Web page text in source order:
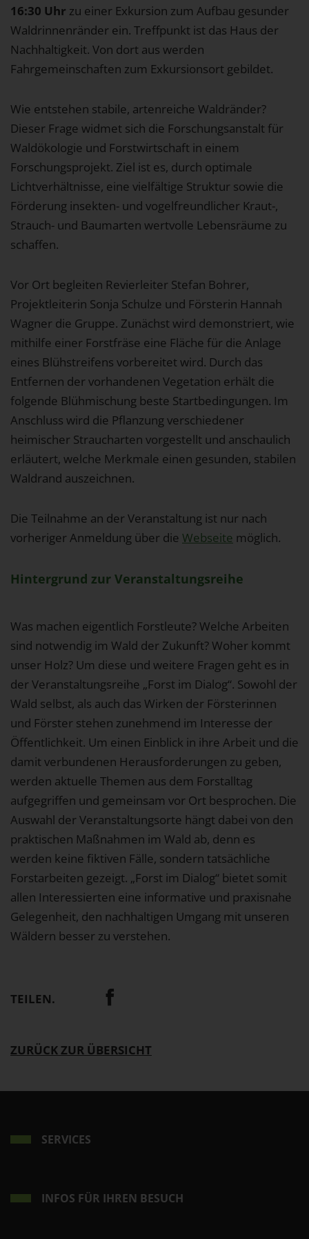
16:30 Uhr zu einer Exkursion zum Aufbau gesunder
Waldrinnenränder ein. Treffpunkt ist das Haus der
Nachhaltigkeit. Von dort aus werden
Fahrgemeinschaften zum Exkursionsort gebildet.
Wie entstehen stabile, artenreiche Waldränder?
Dieser Frage widmet sich die Forschungsanstalt für
Waldökologie und Forstwirtschaft in einem
Forschungsprojekt. Ziel ist es, durch optimale
Lichtverhältnisse, eine vielfältige Struktur sowie die
Förderung insekten- und vogelfreundlicher Kraut-,
Strauch- und Baumarten wertvolle Lebensräume zu
schaffen.
Vor Ort begleiten Revierleiter Stefan Bohrer,
Projektleiterin Sonja Schulze und Försterin Hannah
Wagner die Gruppe. Zunächst wird demonstriert, wie
mithilfe einer Forstfräse eine Fläche für die Anlage
eines Blühstreifens vorbereitet wird. Durch das
Entfernen der vorhandenen Vegetation erhält die
folgende Blühmischung beste Startbedingungen. Im
Anschluss wird die Pflanzung verschiedener
heimischer Straucharten vorgestellt und anschaulich
erläutert, welche Merkmale einen gesunden, stabilen
Waldrand auszeichnen.
Die Teilnahme an der Veranstaltung ist nur nach
vorheriger Anmeldung über die Webseite möglich.
Hintergrund zur Veranstaltungsreihe
Was machen eigentlich Forstleute? Welche Arbeiten
sind notwendig im Wald der Zukunft? Woher kommt
unser Holz? Um diese und weitere Fragen geht es in
der Veranstaltungsreihe „Forst im Dialog“. Sowohl der
Wald selbst, als auch das Wirken der Försterinnen
und Förster stehen zunehmend im Interesse der
Öffentlichkeit. Um einen Einblick in ihre Arbeit und die
damit verbundenen Herausforderungen zu geben,
werden aktuelle Themen aus dem Forstalltag
aufgegriffen und gemeinsam vor Ort besprochen. Die
Auswahl der Veranstaltungsorte hängt dabei von den
praktischen Maßnahmen im Wald ab, denn es
werden keine fiktiven Fälle, sondern tatsächliche
Forstarbeiten gezeigt. „Forst im Dialog“ bietet somit
allen Interessierten eine informative und praxisnahe
Gelegenheit, den nachhaltigen Umgang mit unseren
Wäldern besser zu verstehen.
TEILEN.
ZURÜCK ZUR ÜBERSICHT
SERVICES
INFOS FÜR IHREN BESUCH
EXTERNE MEDIEN
Um Inhalte von Videoplattformen und Social Media
diesen externen Medien Cookies gesetzt.
YouTube
Vimeo